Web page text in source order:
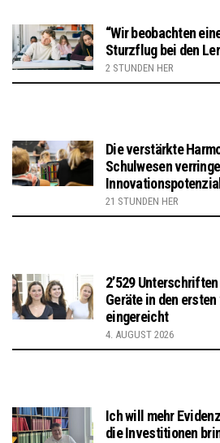
“Wir beobachten
Sturzflug bei den
2 STUNDEN HER
Die verstärkte
Schulwesen
21 STUNDEN HER
2’529
Geräte in den
eingereicht
4. AUGUST 2026
Ich will mehr
die Investitionen